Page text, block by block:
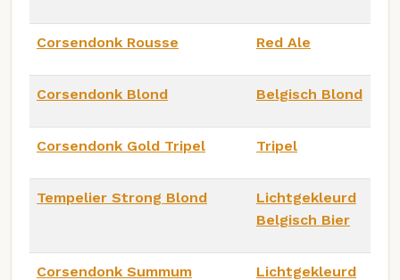
Corsendonk Rousse Red Ale
Corsendonk Blond Belgisch Blond
Corsendonk Gold Tripel Tripel
Tempelier Strong Blond
Lichtgekleurd
Belgisch Bier
Corsendonk Summum
Lichtgekleurd